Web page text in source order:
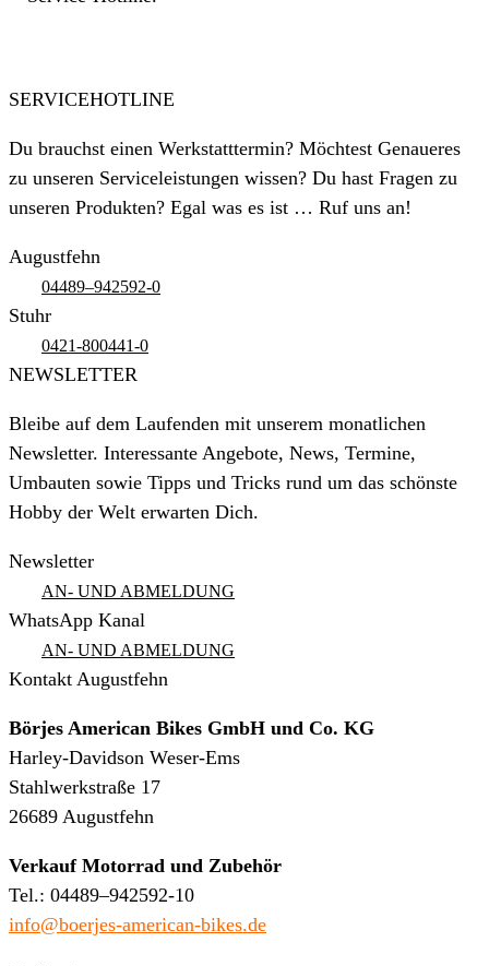
SERVICEHOTLINE
Du brauchst einen Werkstatttermin? Möchtest Genaueres
zu unseren Serviceleistungen wissen? Du hast Fragen zu
unseren Produkten? Egal was es ist … Ruf uns an!
Augustfehn
04489–942592-0
Stuhr
0421-800441-0
NEWSLETTER
Bleibe auf dem Laufenden mit unserem monatlichen
Newsletter. Interessante Angebote, News, Termine,
Umbauten sowie Tipps und Tricks rund um das schönste
Hobby der Welt erwarten Dich.
Newsletter
AN- UND ABMELDUNG
WhatsApp Kanal
AN- UND ABMELDUNG
Kontakt Augustfehn
Börjes American Bikes GmbH und Co. KG
Harley-Davidson Weser-Ems
Stahlwerkstraße 17
26689 Augustfehn
Verkauf Motorrad und Zubehör
Tel.: 04489–942592-10
info@boerjes-american-bikes.de